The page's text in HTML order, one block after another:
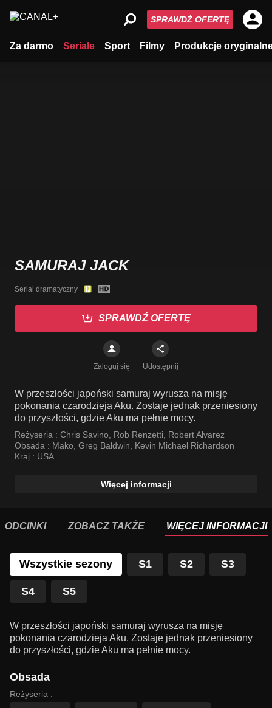
Za darmo Seriale Sport Filmy Produkcje
SPRAWDŹ OFERTĘ
SAMURAJ JACK
Serial dramatyczny
SPRAWDŹ OFERTĘ
Zaloguj się Udostępnij
W przeszłości japoński samuraj wyrusza na misję
pokonania czarodzieja Aku. Zostaje jednak przeniesiony
do przyszłości, gdzie Aku ma pełnie mocy.
Reżyseria : Chris Savino Rob Renzetti
Robert Alvarez
Obsada : Mako Greg Baldwin
Kevin Michael Richardson
Kraj : USA
Więcej informacji
ODCINKI ZOBACZ TAKŻE WIĘCEJ INFORMACJI
Wszystkie sezony S1 S2 S3
S4 S5
W przeszłości japoński samuraj wyrusza na misję
pokonania czarodzieja Aku. Zostaje jednak przeniesiony
do przyszłości, gdzie Aku ma pełnie mocy.
Obsada
Reżyseria :